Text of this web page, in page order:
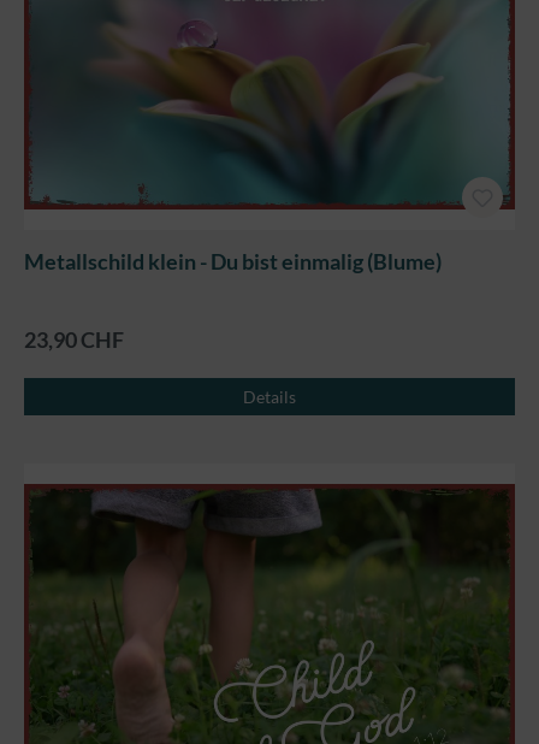
Metallschild klein - Du bist einmalig (Blume)
23,90 CHF
Details